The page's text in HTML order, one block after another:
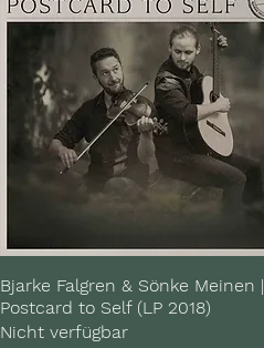
Bjarke Falgren & Sönke Meinen |
Postcard to Self (LP 2018)
Nicht verfügbar